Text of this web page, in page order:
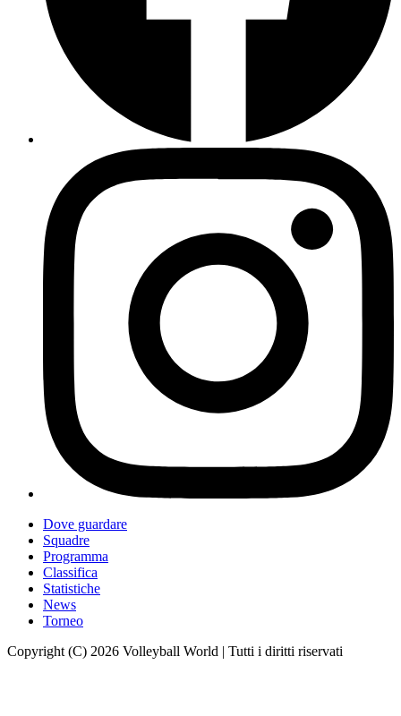
Dove guardare
Squadre
Programma
Classifica
Statistiche
News
Torneo
Copyright (C) 2026 Volleyball World | Tutti i diritti riservati